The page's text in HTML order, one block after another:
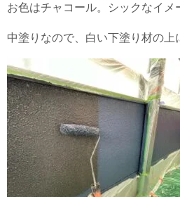
お色はチャコール。シックなイメ
中塗りなので、白い下塗り材の上